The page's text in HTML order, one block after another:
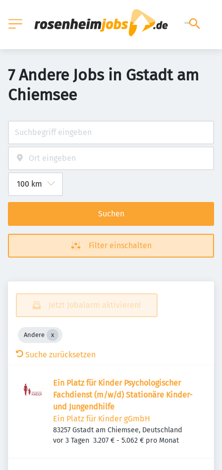
7 Andere Jobs in Gstadt am
Chiemsee
Suchen
Filter einschalten
Jetzt Jobalarm aktivieren!
Andere
Suche zurücksetzen
Ein Platz für Kinder Psychologischer
Fachdienst (m/w/d) Stationäre Kinder-
und Jungendhilfe
Ein Platz für Kinder gGmbH
83257 Gstadt am Chiemsee, Deutschland
Veröffentlicht:
vor 3 Tagen 3.207 € - 5.062 € pro Monat